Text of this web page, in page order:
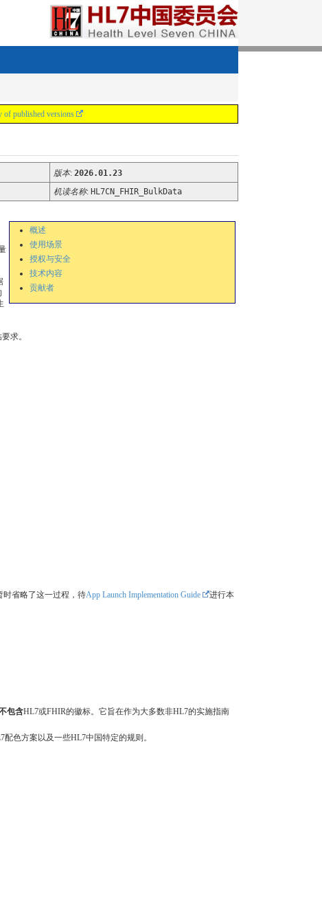
of published versions
版本: 2026.01.23
机读名称: HL7CN_FHIR_BulkData
概述
使用场景
授权与安全
技术内容
贡献者
求。
时省略了这一过程，待App Launch Implementation Guide
进行本
包含HL7或FHIR的徽标。它旨在作为大多数非HL7的实施指南
色方案以及一些HL7中国特定的规则。